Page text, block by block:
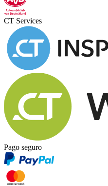
CT Services
Pago seguro